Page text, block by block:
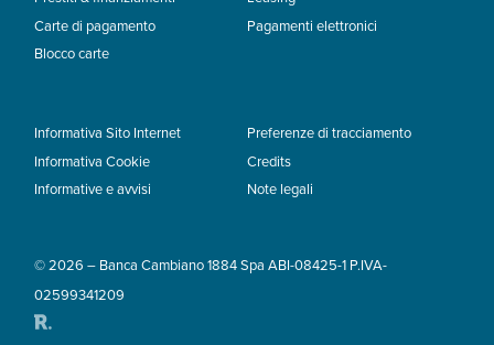
Carte di pagamento
Blocco carte
Pagamenti elettronici
Informativa Sito Internet
Informativa Cookie
Informative e avvisi
Preferenze di tracciamento
Credits
Note legali
© 2026 – Banca Cambiano 1884 Spa ABI-08425-1 P.IVA-
02599341209